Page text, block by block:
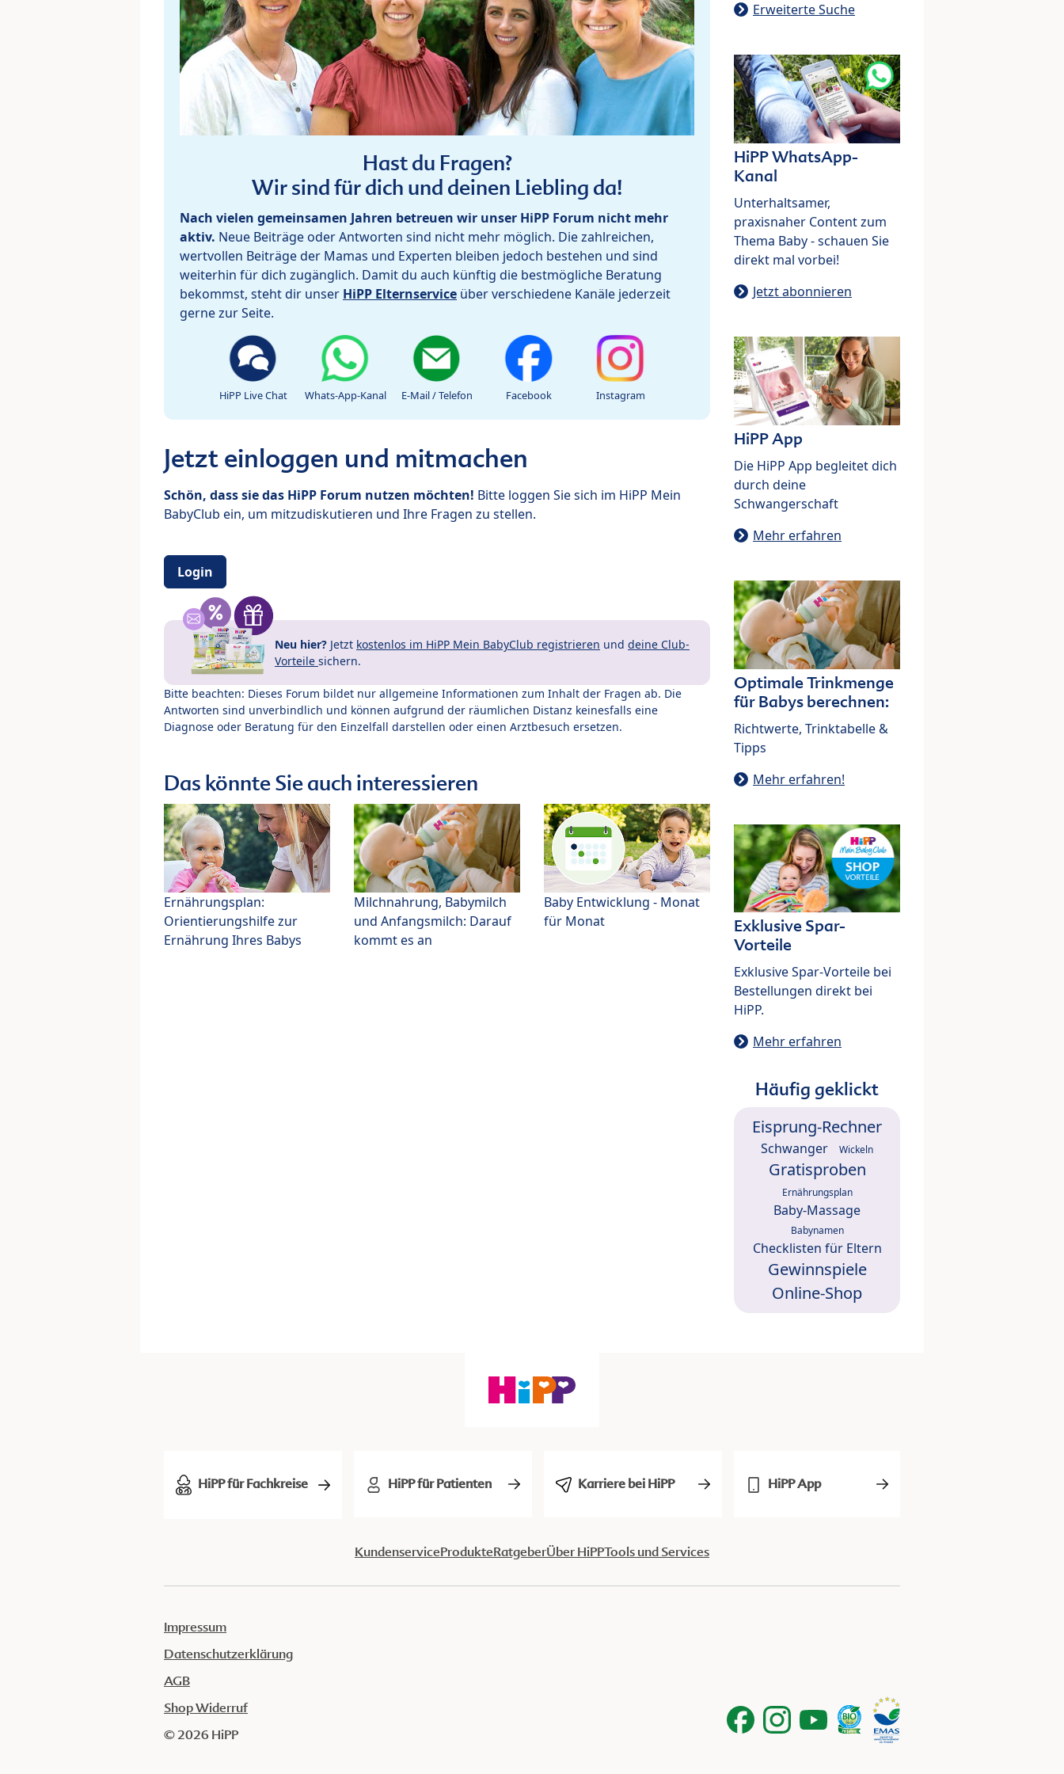
Hast du Fragen?
Wir sind für dich und deinen Liebling da!
Nach vielen gemeinsamen Jahren betreuen wir unser HiPP Forum nicht mehr
aktiv. Neue Beiträge oder Antworten sind nicht mehr möglich. Die zahlreichen,
wertvollen Beiträge der Mamas und Experten bleiben jedoch bestehen und sind
weiterhin für dich zugänglich. Damit du auch künftig die bestmögliche Beratung
bekommst, steht dir unser HiPP Elternservice über verschiedene Kanäle jederzeit
gerne zur Seite.
HiPP Live Chat Whats-App-Kanal E-Mail / Telefon Facebook Instagram
Jetzt einloggen und mitmachen
Schön, dass sie das HiPP Forum nutzen möchten! Bitte loggen Sie sich im HiPP Mein
BabyClub ein, um mitzudiskutieren und Ihre Fragen zu stellen.
Login
Neu hier? Jetzt kostenlos im HiPP Mein BabyClub registrieren und deine Club-
Vorteile sichern.
Bitte beachten: Dieses Forum bildet nur allgemeine Informationen zum Inhalt der Fragen ab. Die
Antworten sind unverbindlich und können aufgrund der räumlichen Distanz keinesfalls eine
Diagnose oder Beratung für den Einzelfall darstellen oder einen Arztbesuch ersetzen.
Das könnte Sie auch interessieren
Ernährungsplan:
Orientierungshilfe zur
Ernährung Ihres Babys
Milchnahrung, Babymilch
und Anfangsmilch: Darauf
kommt es an
Baby Entwicklung - Monat
für Monat
Erweiterte Suche
HiPP WhatsApp-
Kanal
Unterhaltsamer,
praxisnaher Content zum
Thema Baby - schauen Sie
direkt mal vorbei!
Jetzt abonnieren
HiPP App
Die HiPP App begleitet dich
durch deine
Schwangerschaft
Mehr erfahren
Optimale Trinkmenge
für Babys berechnen:
Richtwerte, Trinktabelle &
Tipps
Mehr erfahren!
Exklusive Spar-
Vorteile
Exklusive Spar-Vorteile bei
Bestellungen direkt bei
HiPP.
Mehr erfahren
Häufig geklickt
Eisprung-Rechner
Schwanger Wickeln
Gratisproben
Ernährungsplan
Baby-Massage
Babynamen
Checklisten für Eltern
Gewinnspiele
Online-Shop
HiPP für Fachkreise HiPP für Patienten Karriere bei HiPP HiPP App
KundenserviceProdukteRatgeberÜber HiPPTools und Services
Impressum
Datenschutzerklärung
AGB
Shop Widerruf
© 2026 HiPP